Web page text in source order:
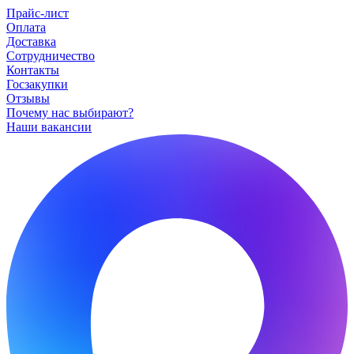
Прайс-лист
Оплата
Доставка
Сотрудничество
Контакты
Госзакупки
Отзывы
Почему нас выбирают?
Наши вакансии